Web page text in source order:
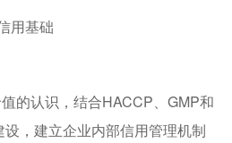
用基础
的认识，结合HACCP、GMP和
，建立企业内部信用管理机制